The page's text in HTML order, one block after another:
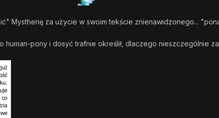
Mystherię za użycie w swoim tekście znienawidzonego...
human-pony i dosyć trafnie określił, dlaczego nieszczególnie